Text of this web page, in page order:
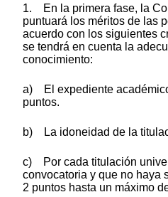
1. En la primera fase, la
puntuará los méritos de las
acuerdo con los siguientes
se tendrá en cuenta la
conocimiento:
a) El expediente
puntos.
b) La idoneidad de la
c) Por cada titulación
convocatoria y que no haya
2 puntos hasta un máximo